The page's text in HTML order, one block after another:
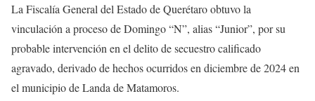
La Fiscalía General del Estado de Querétaro obtuvo la
vinculación a proceso de Domingo “N”, alias “Junior”, por su
probable intervención en el delito de secuestro calificado
agravado, derivado de hechos ocurridos en diciembre de 2024 en
el municipio de Landa de Matamoros.